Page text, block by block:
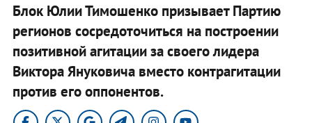
Блок Юлии Тимошенко призывает Партию
регионов сосредоточиться на построении
позитивной агитации за своего лидера
Виктора Януковича вместо контрагитации
против его оппонентов.